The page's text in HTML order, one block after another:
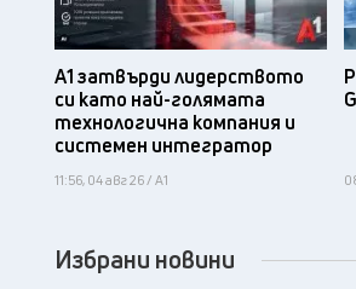
А1 затвърди лидерството
си като най-голямата
технологична компания и
системен интегратор
11:56, 04 авг 26 / А1
Избрани новини